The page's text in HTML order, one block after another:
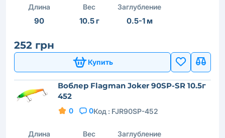
Длина
90
Вес
10.5 г
Заглубление
0.5-1 м
252 грн
Купить
Воблер Flagman Joker 90SP-SR 10.5г
452
0 0Код : FJR90SP-452
Длина Вес Заглубление